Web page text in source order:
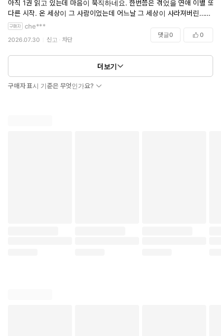
아직 1권 읽고 있는데 마음이 묵직하네요. 한번쯤은 겪었을 연애 이별 또
다른 시작. 온 세상이 그 사람이었는데 어느날 그 세상이 사라져버린...그
런 경험이 생각나 자까님 유머에 웃었다가 다시 마음이 저렸다가 자까님
che***
2026.07.30 신고 차단
댓글0 0
더보기
구매자 표시 기준은 무엇인가요?